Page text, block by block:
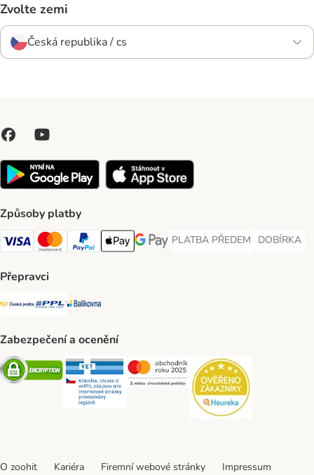
Zvolte zemi
Česká republika / cs
Způsoby platby
Visa Payment Method
Mastercard Payment Method
PayPal Payment Method
Apple pay Payment Method
GooglePay Payment Method
PLATBA PŘEDEM
PLATBA PŘEDEM Payment
DOBÍRKA
DOBÍRKA
Přepravci
Česká pošta Shipping Method
PPL Shipping Method
Balíkovna Shipping Method
Zabezpečení a ocenění
Security Security Security
O zoohit Kariéra Firemní webové stránky Impressum